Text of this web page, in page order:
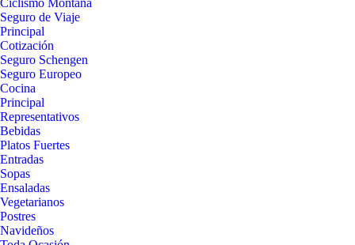
Ciclismo Montaña
Seguro de Viaje
Principal
Cotización
Seguro Schengen
Seguro Europeo
Cocina
Principal
Representativos
Bebidas
Platos Fuertes
Entradas
Sopas
Ensaladas
Vegetarianos
Postres
Navideños